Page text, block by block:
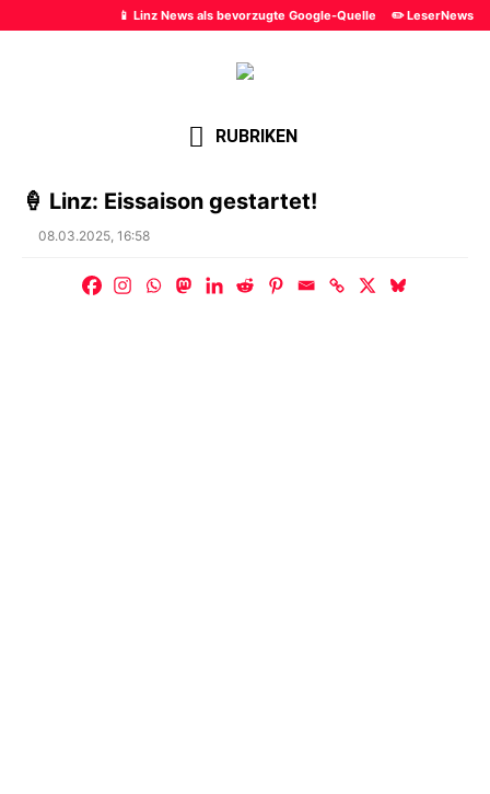
📱 Linz News als bevorzugte Google-Quelle ✏️ LeserNews
RUBRIKEN
🍦 Linz: Eissaison gestartet!
Posted
08.03.2025, 16:58